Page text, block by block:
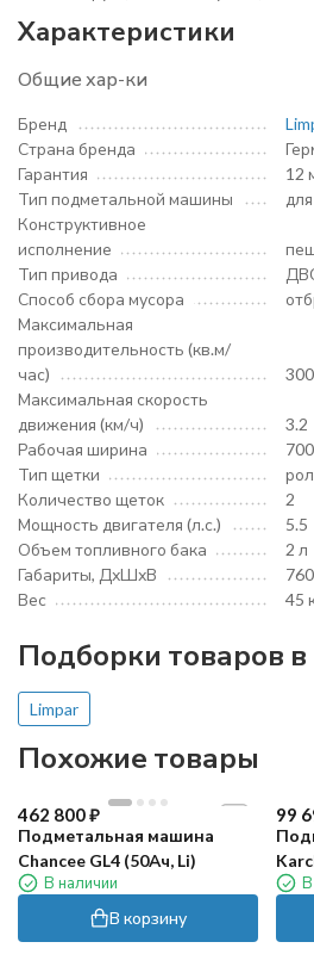
Характеристики
Общие хар-ки
Бренд
Страна бренда
Гарантия
12
Тип подметальной машины
Конструктивное
исполнение
Тип привода
Способ сбора мусора
Максимальная
производительность (кв.м/
час)
Максимальная скорость
движения (км/ч)
3.2
Рабочая ширина
Тип щетки
Количество щеток
2
Мощность двигателя (л.с.)
5.5
Объем топливного бака
2 л
Габариты, ДхШхВ
Вес
45
Подборки товаров в
Limpar
Похожие товары
462 800₽
Подметальная машина
Chancee GL4 (50Ач, Li)
В наличии
В корзину
99
В